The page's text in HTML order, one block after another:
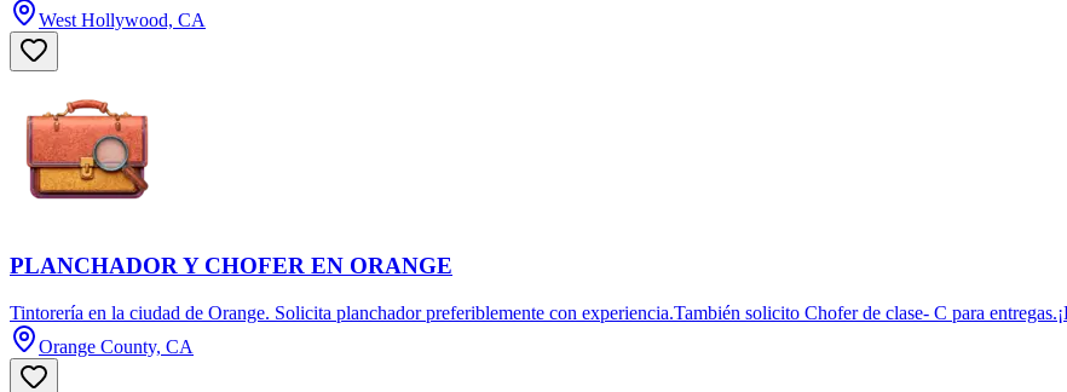
West Hollywood, CA
PLANCHADOR Y CHOFER EN ORANGE
Tintorería en la ciudad de Orange. Solicita planchador preferiblemente con experiencia.También solicito Chofer de clase- C para
Orange County, CA